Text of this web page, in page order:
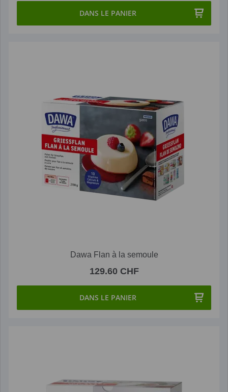
DANS LE PANIER
Dawa Flan à la semoule
129.60 CHF
DANS LE PANIER